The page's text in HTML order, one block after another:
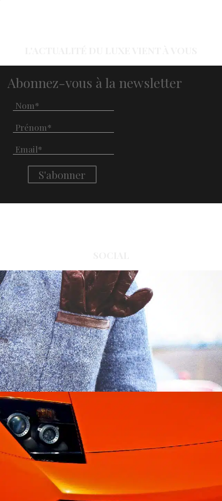
Abonnez-vous à la newsletter